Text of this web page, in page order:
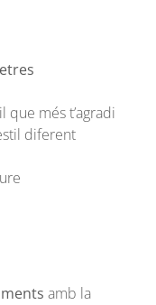
que més t’agradi
diferent
amb la